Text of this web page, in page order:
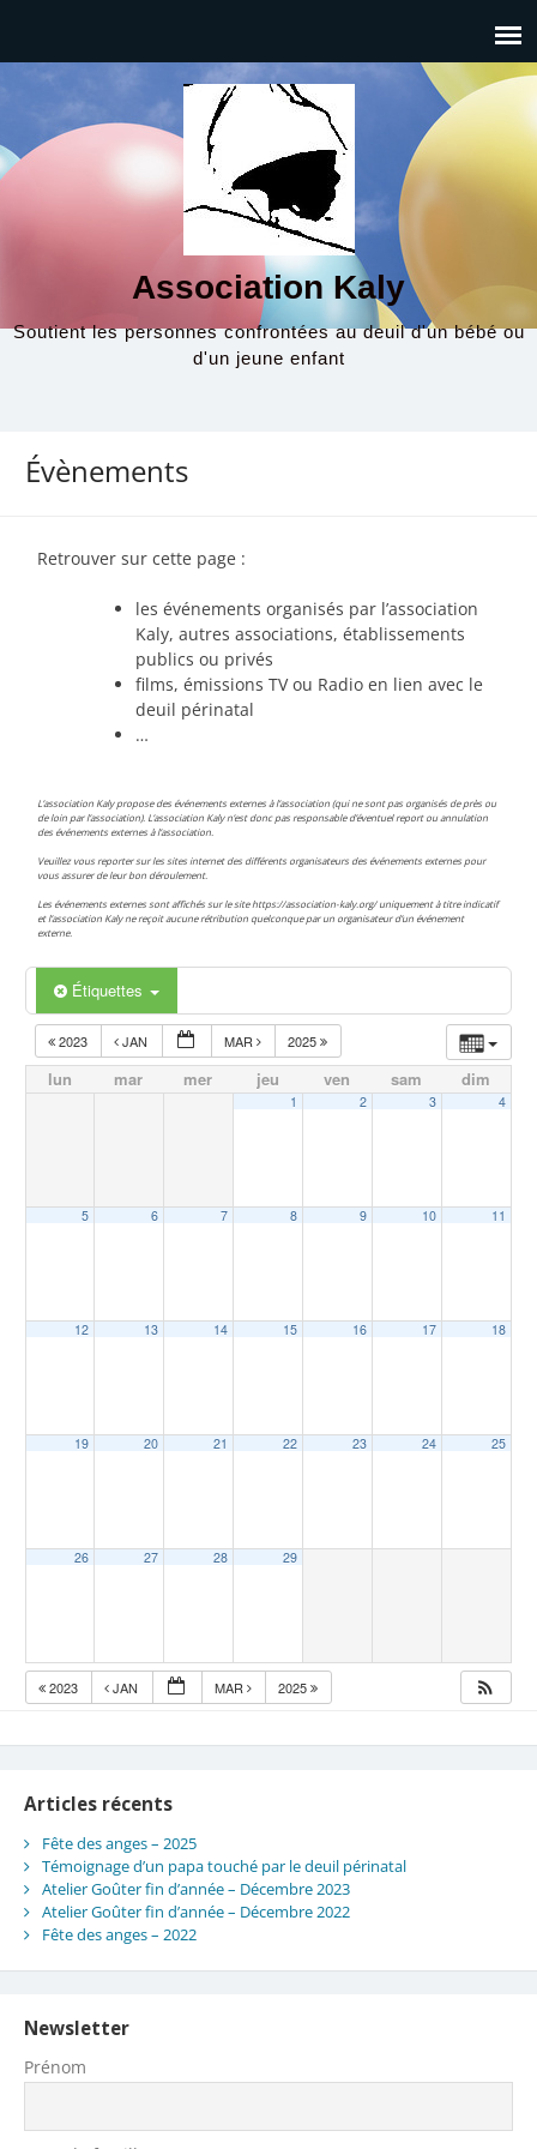
Association Kaly
Soutient les personnes confrontées au deuil d'un bébé ou
d'un jeune enfant
Évènements
Retrouver sur cette page :
les événements organisés par l’association
Kaly, autres associations, établissements
publics ou privés
films, émissions TV ou Radio en lien avec le
deuil périnatal
…
L’association Kaly propose des événements externes à l’association (qui ne sont pas organisés de près ou
de loin par l’association). L’association Kaly n’est donc pas responsable d’éventuel report ou annulation
des événements externes à l’association.
Veuillez vous reporter sur les sites internet des différents organisateurs des événements externes pour
vous assurer de leur bon déroulement.
Les événements externes sont affichés sur le site https://association-kaly.org/ uniquement à titre indicatif
et l’association Kaly ne reçoit aucune rétribution quelconque par un organisateur d’un événement
externe.
Étiquettes
2023 JAN MAR 2025
lun mar mer jeu ven sam dim
1 2 3 4
5 6 7 8 9 10 11
12 13 14 15 16 17 18
19 20 21 22 23 24 25
26 27 28 29
2023 JAN MAR 2025
Articles récents
Fête des anges – 2025
Témoignage d’un papa touché par le deuil périnatal
Atelier Goûter fin d’année – Décembre 2023
Atelier Goûter fin d’année – Décembre 2022
Fête des anges – 2022
Newsletter
Prénom